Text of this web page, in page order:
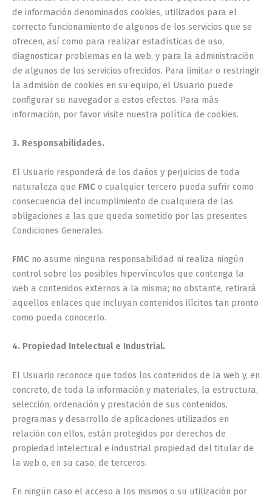
de información denominados cookies, utilizados para el
correcto funcionamiento de algunos de los servicios que se
ofrecen, así como para realizar estadísticas de uso,
diagnosticar problemas en la web, y para la administración
de algunos de los servicios ofrecidos. Para limitar o restringir
la admisión de cookies en su equipo, el Usuario puede
configurar su navegador a estos efectos. Para más
información, por favor visite nuestra política de cookies.
3. Responsabilidades.
El Usuario responderá de los daños y perjuicios de toda
naturaleza que FMC o cualquier tercero pueda sufrir como
consecuencia del incumplimiento de cualquiera de las
obligaciones a las que queda sometido por las presentes
Condiciones Generales.
FMC no asume ninguna responsabilidad ni realiza ningún
control sobre los posibles hipervínculos que contenga la
web a contenidos externos a la misma; no obstante, retirará
aquellos enlaces que incluyan contenidos ilícitos tan pronto
como pueda conocerlo.
4. Propiedad Intelectual e Industrial.
El Usuario reconoce que todos los contenidos de la web y, en
concreto, de toda la información y materiales, la estructura,
selección, ordenación y prestación de sus contenidos,
programas y desarrollo de aplicaciones utilizados en
relación con ellos, están protegidos por derechos de
propiedad intelectual e industrial propiedad del titular de
la web o, en su caso, de terceros.
En ningún caso el acceso a los mismos o su utilización por